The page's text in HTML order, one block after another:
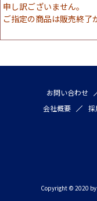
申し訳ございません。
ご指定の商品は販売終了
お問い合わせ
会社概要
採
Copyright © 2020 by